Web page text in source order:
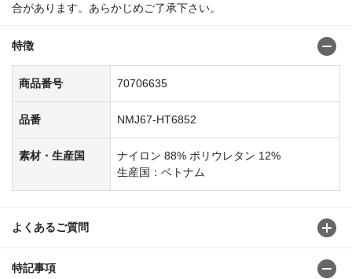
合があります。あらかじめご了承下さい。
特徴
商品番号 70706635
品番 NMJ67-HT6852
素材・生産国
ナイロン 88% ポリウレタン 12%
生産国：ベトナム
よくあるご質問
特記事項